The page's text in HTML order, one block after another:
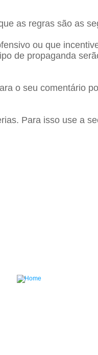
as regras são as
ou que
de propaganda
o seu comentário
Para isso use a